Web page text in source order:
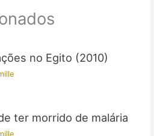
no Egito (2010)
ter morrido de malária